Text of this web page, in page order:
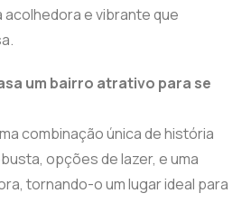
e vibrante que
um bairro atrativo para se
combinação única de história
opções de lazer, e uma
tornando-o um lugar ideal para